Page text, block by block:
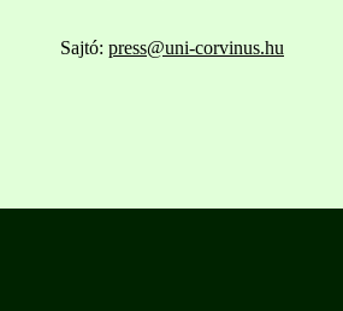
Sajtó: press@uni-corvinus.hu